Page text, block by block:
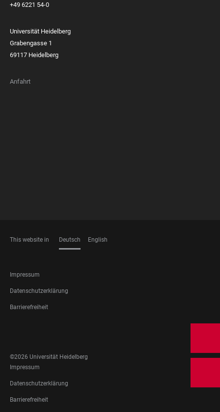
+49 6221 54-0
Universität Heidelberg
Grabengasse 1
69117 Heidelberg
Anfahrt
This website in Deutsch English
FOOTER
LEGAL
Impressum
Datenschutzerklärung
Barrierefreiheit
MEDIA
©2026 Universität Heidelberg
FOOTER
LEGAL
Impressum
Datenschutzerklärung
Barrierefreiheit